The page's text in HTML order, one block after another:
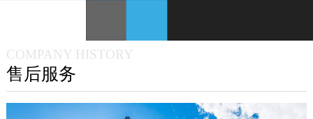
COMPANY HISTORY
售后服务